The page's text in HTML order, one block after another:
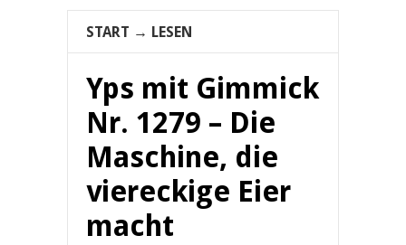
START → LESEN
Yps mit Gimmick
Nr. 1279 – Die
Maschine, die
viereckige Eier
macht